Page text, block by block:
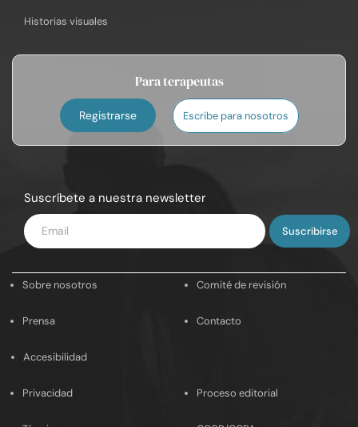
Historias visuales
Para terapeutas
Registrarse Escribe para nosotros
Suscríbete a nuestra newsletter
Introduce
tu
Sobre nosotros Comité de revisión
Prensa Contacto
Accesibilidad
Privacidad Proceso editorial